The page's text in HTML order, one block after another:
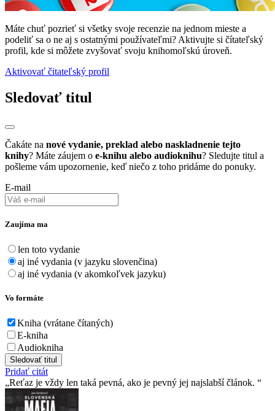
Máte chuť pozrieť si všetky svoje recenzie na jednom mieste a
podeliť sa o ne aj s ostatnými používateľmi? Aktivujte si čítateľský
profil, kde si môžete zvyšovať svoju knihomoľskú úroveň.
Aktivovať čitateľský profil
Sledovať titul
Čakáte na nové vydanie, preklad alebo naskladnenie tejto
knihy? Máte záujem o e-knihu alebo audioknihu? Sledujte titul a
pošleme vám upozornenie, keď niečo z toho pridáme do ponuky.
E-mail
Zaujíma ma
len toto vydanie
aj iné vydania (v jazyku slovenčina)
aj iné vydania (v akomkoľvek jazyku)
Vo formáte
Kniha (vrátane čítaných)
E-kniha
Audiokniha
Sledovať titul
Pridať citát
Reťaz je vždy len taká pevná, ako je pevný jej najslabší­ článok.